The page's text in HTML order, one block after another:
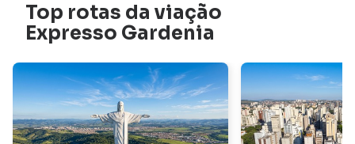
Top rotas da viação
Expresso Gardenia